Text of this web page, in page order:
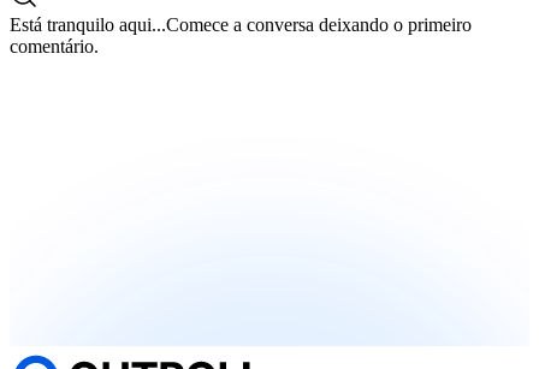
Está tranquilo aqui...Comece a conversa deixando o primeiro
comentário.